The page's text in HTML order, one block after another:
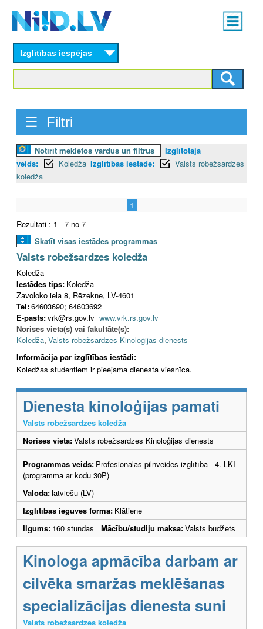
content
Main
menu
Izglītības iespējas
☰ Filtri
Notīrīt meklētos vārdus un filtrus
Izglītotāja
veids:
Koledža Izglītības iestāde:
Valsts robežsardzes
koledža
1
Rezultāti : 1 - 7 no 7
Skatīt visas iestādes programmas
Valsts robežsardzes koledža
Koledža
Iestādes tips: Koledža
Zavoloko iela 8, Rēzekne, LV-4601
Tel:64603690; 64603692
E-pasts:vrk@rs.gov.lv www.vrk.rs.gov.lv
Norises vieta(s) vai fakultāte(s):
Koledža, Valsts robežsardzes Kinoloģijas dienests
Informācija par izglītības iestādi:
Koledžas studentiem ir pieejama dienesta viesnīca.
Dienesta kinoloģijas pamati
Valsts robežsardzes koledža
Norises vieta:Valsts robežsardzes Kinoloģijas dienests
Programmas veids: Profesionālās pilnveides izglītība - 4. LKI
(programma ar kodu 30P)
Valoda:latviešu (LV)
Izglītības ieguves forma: Klātiene
Ilgums: 160 stundas Mācību/studiju maksa:Valsts budžets
Kinologa apmācība darbam ar
cilvēka smaržas meklēšanas
specializācijas dienesta suni
Valsts robežsardzes koledža